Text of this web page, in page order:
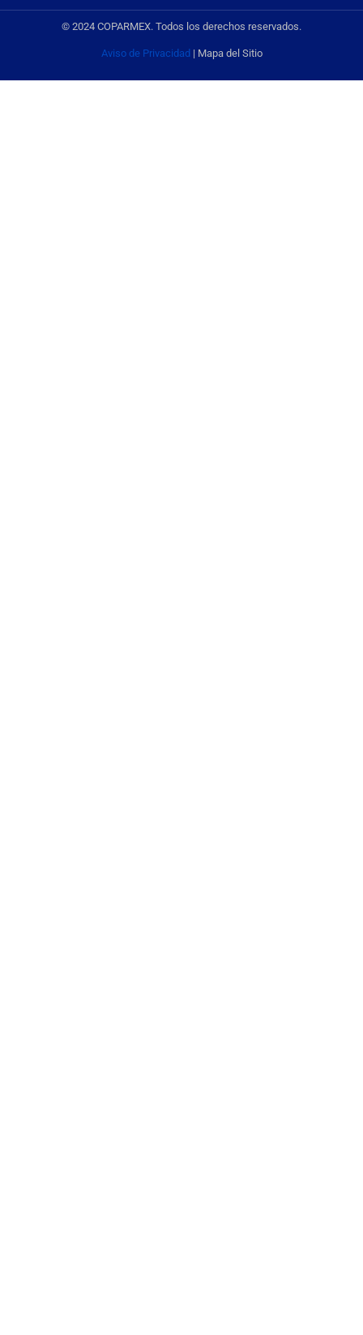
© 2024 COPARMEX. Todos los derechos reservados.
Aviso de Privacidad| Mapa del Sitio